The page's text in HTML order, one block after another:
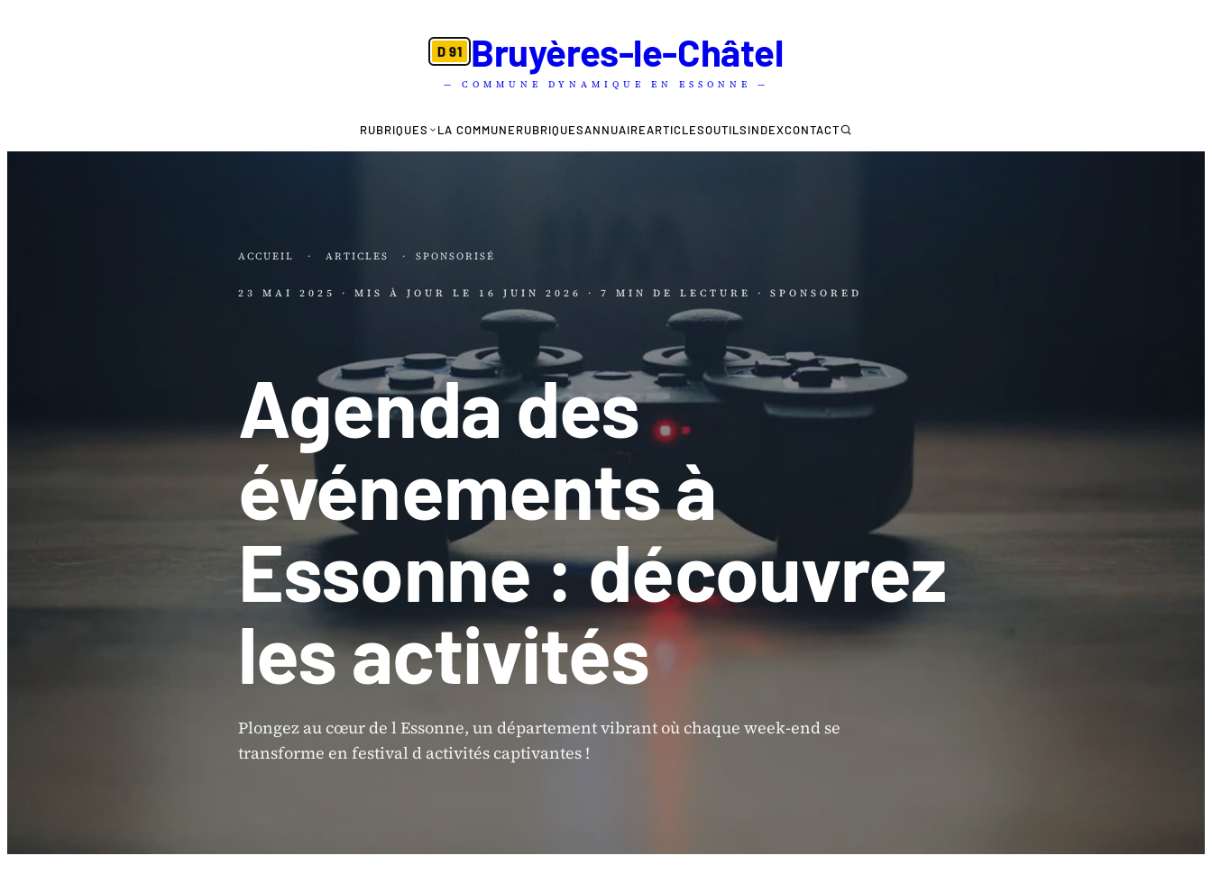
D 91 Bruyères-le-Châtel
— COMMUNE DYNAMIQUE EN ESSONNE —
RUBRIQUES LA COMMUNERUBRIQUESANNUAIREARTICLESOUTILSINDEXCONTACT
ACCUEIL · ARTICLES · SPONSORISÉ
23 MAI 2025 · MIS À JOUR LE 16 JUIN 2026 · 7 MIN DE LECTURE · SPONSORED
Agenda des
événements à
Essonne : découvrez
les activités
Plongez au cœur de l Essonne, un département vibrant où chaque week-end se
transforme en festival d activités captivantes !